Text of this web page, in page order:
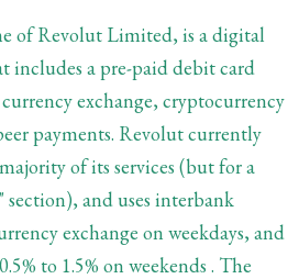
of Revolut Limited, is a digital
includes a pre-paid debit card
exchange, cryptocurrency
payments. Revolut currently
of its services (but for a
section), and uses interbank
exchange on weekdays, and
to 1.5% on weekends . The